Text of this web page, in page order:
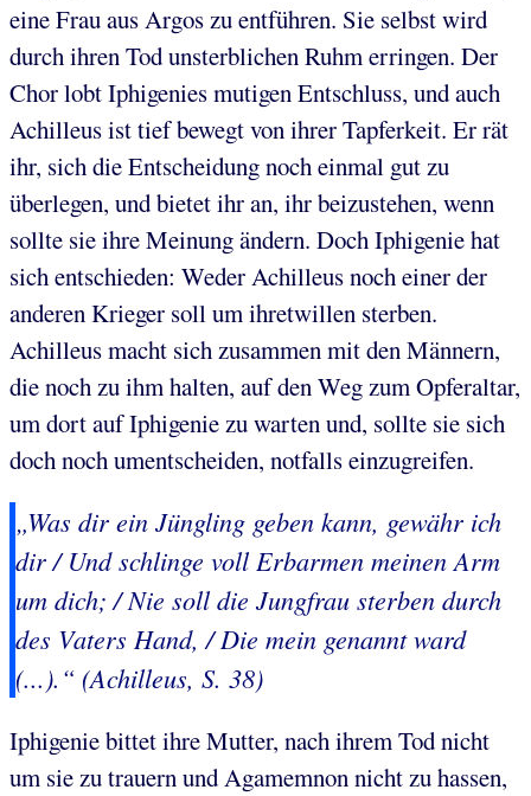
eine Frau aus Argos zu entführen. Sie selbst wird
durch ihren Tod unsterblichen Ruhm erringen. Der
Chor lobt Iphigenies mutigen Entschluss, und auch
Achilleus ist tief bewegt von ihrer Tapferkeit. Er rät
ihr, sich die Entscheidung noch einmal gut zu
überlegen, und bietet ihr an, ihr beizustehen, wenn
sollte sie ihre Meinung ändern. Doch Iphigenie hat
sich entschieden: Weder Achilleus noch einer der
anderen Krieger soll um ihretwillen sterben.
Achilleus macht sich zusammen mit den Männern,
die noch zu ihm halten, auf den Weg zum Opferaltar,
um dort auf Iphigenie zu warten und, sollte sie sich
doch noch umentscheiden, notfalls einzugreifen.
„Was dir ein Jüngling geben kann, gewähr ich
dir / Und schlinge voll Erbarmen meinen Arm
um dich; / Nie soll die Jungfrau sterben durch
des Vaters Hand, / Die mein genannt ward
(...).“ (Achilleus, S. 38)
Iphigenie bittet ihre Mutter, nach ihrem Tod nicht
um sie zu trauern und Agamemnon nicht zu hassen,